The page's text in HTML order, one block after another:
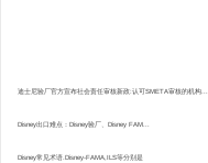
迪士尼验厂官方宣布社会责任审核新政:认可SMETA审核的机构...
Disney出口难点：Disney验厂、Disney FAM...
Disney常见术语.Disney-FAMA,ILS等分别是